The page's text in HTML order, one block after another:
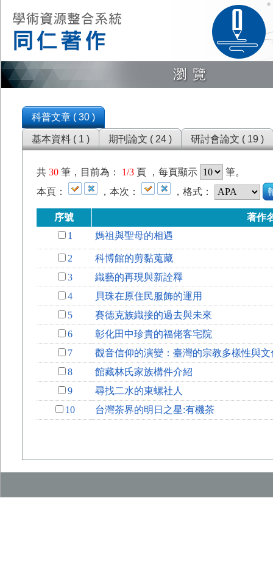
瀏覽
基本資料 ( 1 ) 期刊論文 ( 24 ) 研討會論文 ( 19 )
科普文章 ( 30 )
共 30筆，目前為： 1/3頁 ，每頁顯示
筆。
本頁：
，本次： ，格式：
序號
著作
1
媽祖與聖母的相遇
2
科博館的剪黏蒐藏
3
織藝的再現與新詮釋
4
貝珠在原住民服飾的運用
5
賽德克族織接的過去與未來
6
彰化田中珍貴的福佬客宅院
7
觀音信仰的演變：臺灣的宗教多樣性與文
8
館藏林氏家族構件介紹
9
尋找二水的東螺社人
10
台灣茶界的明日之星:有機茶